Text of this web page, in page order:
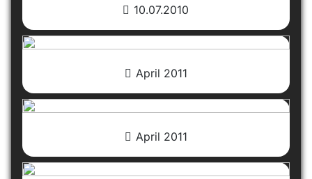
10.07.2010
April 2011
April 2011